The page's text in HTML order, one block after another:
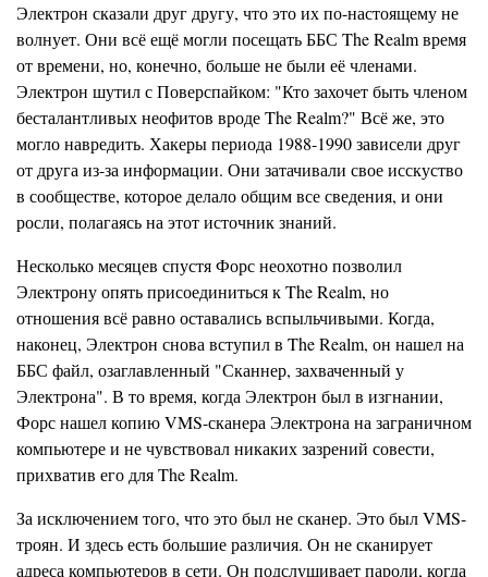
Электрон сказали друг другу, что это их по-настоящему не
волнует. Они всё ещё могли посещать ББС The Realm время
от времени, но, конечно, больше не были её членами.
Электрон шутил с Поверспайком: "Кто захочет быть членом
бесталантливых неофитов вроде The Realm?" Всё же, это
могло навредить. Хакеры периода 1988-1990 зависели друг
от друга из-за информации. Они затачивали свое исскуство
в сообществе, которое делало общим все сведения, и они
росли, полагаясь на этот источник знаний.
Несколько месяцев спустя Форс неохотно позволил
Электрону опять присоединиться к The Realm, но
отношения всё равно оставались вспыльчивыми. Когда,
наконец, Электрон снова вступил в The Realm, он нашел на
ББС файл, озаглавленный "Сканнер, захваченный у
Электрона". В то время, когда Электрон был в изгнании,
Форс нашел копию VMS-сканера Электрона на заграничном
компьютере и не чувствовал никаких зазрений совести,
прихватив его для The Realm.
За исключением того, что это был не сканер. Это был VMS-
троян. И здесь есть большие различия. Он не сканирует
адреса компьютеров в сети. Он подслушивает пароли, когда